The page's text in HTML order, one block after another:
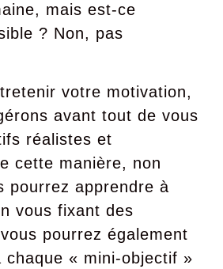
mais est-ce
? Non, pas
votre motivation,
avant tout de vous
réalistes et
cette manière, non
pourrez apprendre à
vous fixant des
pourrez également
chaque « mini-objectif »